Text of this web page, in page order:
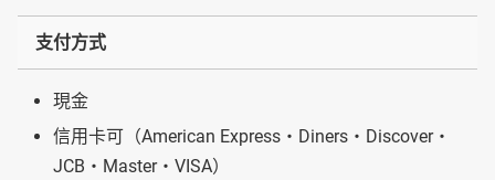
支付方式
現金
信用卡可（American Express・Diners・Discover・
JCB・Master・VISA）